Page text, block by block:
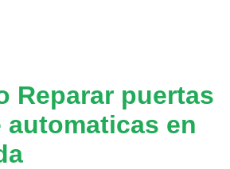
Reparar puertas
automaticas en